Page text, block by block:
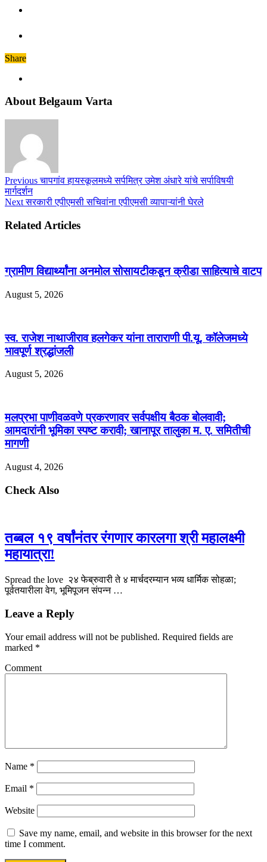
Share
About Belgaum Varta
Previousचापगांव हायस्कूलमध्ये सर्पमित्र उमेश अंधारे यांचे सर्पाविषयी
मार्गदर्शन
Nextसरकारी एपीएमसी सचिवांना एपीएमसी व्यापाऱ्यांनी घेरले
Related Articles
ग्रामीण विद्यार्थ्यांना अनमोल सोसायटीकडून क्रीडा साहित्याचे वाटप
August 5, 2026
स्व. राजेश नाथाजीराव हलगेकर यांना ताराराणी पी.यू. कॉलेजमध्ये
भावपूर्ण श्रद्धांजली
August 5, 2026
मलप्रभा पाणीवळवणे प्रकरणावर सर्वपक्षीय बैठक बोलवावी;
आमदारांनी भूमिका स्पष्ट करावी; खानापूर तालुका म. ए. समितीची
मागणी
August 4, 2026
Check Also
तब्बल १९ वर्षांनंतर रंगणार कारलगा श्री महालक्ष्मी
महायात्रा!
Spread the love २४ फेब्रुवारी ते ४ मार्चदरम्यान भव्य धार्मिक सोहळा;
पूर्वतयारीला वेग, भूमिपूजन संपन्न …
Leave a Reply
Your email address will not be published. Required fields are
marked *
Comment
Name *
Email *
Website
Save my name, email, and website in this browser for the next
time I comment.